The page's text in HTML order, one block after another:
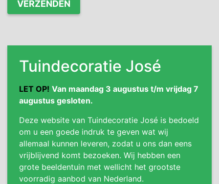
Tuindecoratie José
LET OP! Van maandag 3 augustus t/m vrijdag 7
augustus gesloten.
Deze website van Tuindecoratie José is bedoeld
om u een goede indruk te geven wat wij
allemaal kunnen leveren, zodat u ons dan eens
vrijblijvend komt bezoeken. Wij hebben een
grote beeldentuin met wellicht het grootste
voorradig aanbod van Nederland.